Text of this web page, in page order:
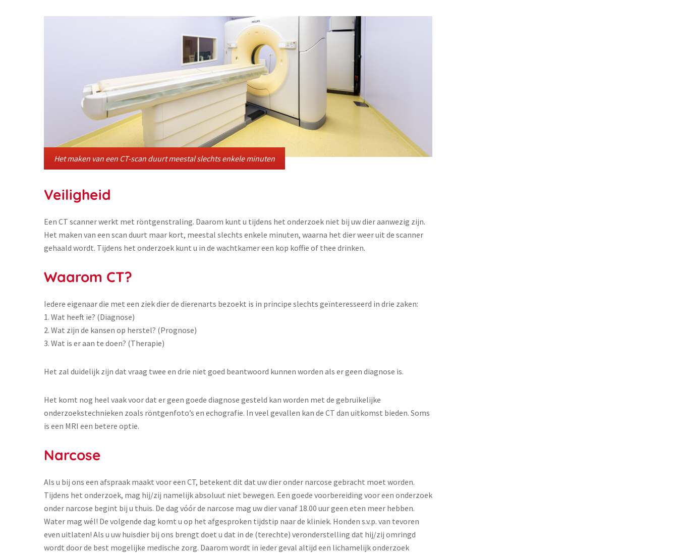
Het maken van een CT-scan duurt meestal slechts enkele minuten
Veiligheid
Een CT scanner werkt met röntgenstraling. Daarom kunt u tijdens het onderzoek niet bij uw dier aanwezig zijn.
Het maken van een scan duurt maar kort, meestal slechts enkele minuten, waarna het dier weer uit de scanner
gehaald wordt. Tijdens het onderzoek kunt u in de wachtkamer een kop koffie of thee drinken.
Waarom CT?
Iedere eigenaar die met een ziek dier de dierenarts bezoekt is in principe slechts geïnteresseerd in drie zaken:
1. Wat heeft ie? (Diagnose)
2. Wat zijn de kansen op herstel? (Prognose)
3. Wat is er aan te doen? (Therapie)
Het zal duidelijk zijn dat vraag twee en drie niet goed beantwoord kunnen worden als er geen diagnose is.
Het komt nog heel vaak voor dat er geen goede diagnose gesteld kan worden met de gebruikelijke
onderzoekstechnieken zoals röntgenfoto’s en echografie. In veel gevallen kan de CT dan uitkomst bieden. Soms
is een MRI een betere optie.
Narcose
Als u bij ons een afspraak maakt voor een CT, betekent dit dat uw dier onder narcose gebracht moet worden.
Tijdens het onderzoek, mag hij/zij namelijk absoluut niet bewegen. Een goede voorbereiding voor een onderzoek
onder narcose begint bij u thuis. De dag vóór de narcose mag uw dier vanaf 18.00 uur geen eten meer hebben.
Water mag wél! De volgende dag komt u op het afgesproken tijdstip naar de kliniek. Honden s.v.p. van tevoren
even uitlaten! Als u uw huisdier bij ons brengt doet u dat in de (terechte) veronderstelling dat hij/zij omringd
wordt door de best mogelijke medische zorg. Daarom wordt in ieder geval altijd een lichamelijk onderzoek